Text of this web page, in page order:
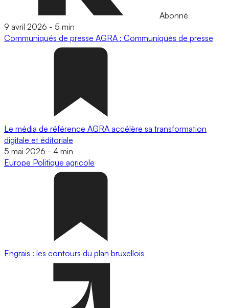
Abonné
9 avril 2026 - 5 min
Communiqués de presse AGRA : Communiqués de presse
Le média de référence AGRA accélère sa transformation
digitale et éditoriale
5 mai 2026 - 4 min
Europe Politique agricole
Engrais : les contours du plan bruxellois